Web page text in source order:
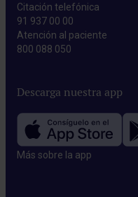
Citación telefónica
91 937 00 00
Atención al paciente
800 088 050
Descarga nuestra app
Más sobre la app​